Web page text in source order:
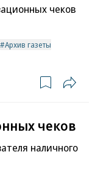
чеков
Архив газеты
чеков
наличного